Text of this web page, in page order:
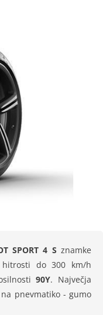
SPORT 4 S znamke
do 300 km/h
90Y. Največja
pnevmatiko - gumo